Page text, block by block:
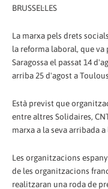
BRUSSEL·LES
La marxa pels drets
la reforma laboral, que va
Saragossa el passat 14
arriba 25 d'agost a
Està previst que
entre altres Solidaires,
marxa a la seva arribada
Les organitzacions
de les organitzacions
realitzaran una roda de